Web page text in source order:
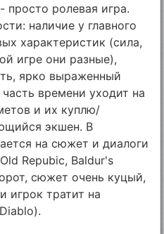
- просто ролевая игра.
наличие у главного
характеристик (сила,
игре они разные),
ярко выраженный
времени уходит на
и их куплю/
экшен. В
на сюжет и диалоги
Repubic, Baldur's
сюжет очень куцый,
игрок тратит на